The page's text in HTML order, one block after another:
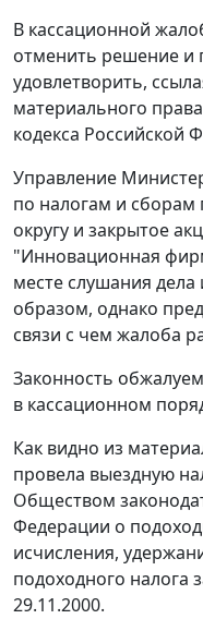
В кассационной
отменить решение и
удовлетворить,
материального
кодекса Российской
Управление
по налогам и
округу и закрытое
"Инновационная
месте слушания
образом, однако
связи с чем жалоба
Законность
в кассационном
Как видно из
провела выездную
Обществом
Федерации о
исчисления,
подоходного налога
29.11.2000.